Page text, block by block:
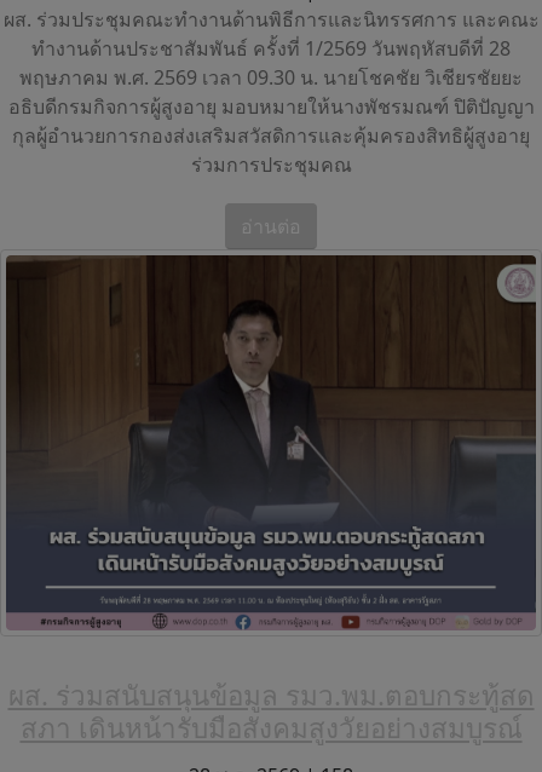
ผส. ร่วมประชุมคณะทำงานด้านพิธีการและนิทรรศการ และคณะ
ทำงานด้านประชาสัมพันธ์ ครั้งที่ 1/2569 วันพฤหัสบดีที่ 28
พฤษภาคม พ.ศ. 2569 เวลา 09.30 น. นายโชคชัย วิเชียรชัยยะ
อธิบดีกรมกิจการผู้สูงอายุ มอบหมายให้นางพัชรมณฑ์ ปิติปัญญา
กุลผู้อำนวยการกองส่งเสริมสวัสดิการและคุ้มครองสิทธิผู้สูงอายุ
ร่วมการประชุมคณ
อ่านต่อ
ผส. ร่วมสนับสนุนข้อมูล รมว.พม.ตอบกระทู้สด
สภา เดินหน้ารับมือสังคมสูงวัยอย่างสมบูรณ์